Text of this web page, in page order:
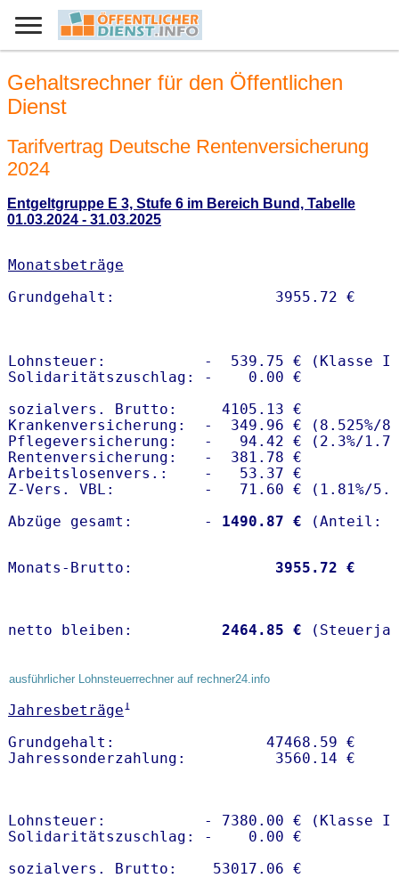
Gehaltsrechner für den Öffentlichen
Dienst
Tarifvertrag Deutsche Rentenversicherung
2024
Entgeltgruppe E 3, Stufe 6 im Bereich Bund, Tabelle
01.03.2024 - 31.03.2025
Monatsbeträge
Lohnsteuer:           -  539.75 € (Klasse I)
Solidaritätszuschlag: -    0.00 €
sozialvers. Brutto:     4105.13 €
Krankenversicherung:  -  349.96 € (8.525%/
Pflegeversicherung:   -   94.42 € (2.3%/
Rentenversicherung:   -  381.78 €
Arbeitslosenvers.:    -   53.37 €
Z-Vers. VBL:          -   71.60 € ( 1.81%/
Abzüge gesamt:        -
1490.87 €
Monats-Brutto: 3955.72 €
netto bleiben: 2464.85 €
ausführlicher Lohnsteuerrechner auf rechner24.info
Jahresbeträge1
Grundgehalt:                 47468.59 €
Lohnsteuer:           - 7380.00 € (Klasse I)
Solidaritätszuschlag: -    0.00 €
sozialvers. Brutto:    53017.06 €